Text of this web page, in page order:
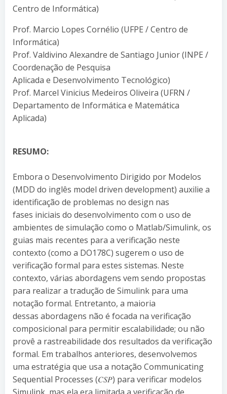
Centro de Informática)
Prof. Marcio Lopes Cornélio (UFPE / Centro de
Informática)
Prof. Valdivino Alexandre de Santiago Junior (INPE /
Coordenação de Pesquisa
Aplicada e Desenvolvimento Tecnológico)
Prof. Marcel Vinicius Medeiros Oliveira (UFRN /
Departamento de Informática e Matemática
Aplicada)
RESUMO:
Embora o Desenvolvimento Dirigido por Modelos
(MDD do inglês model driven development) auxilie a
identificação de problemas no design nas
fases iniciais do desenvolvimento com o uso de
ambientes de simulação como o Matlab/Simulink, os
guias mais recentes para a verificação neste
contexto (como a DO178C) sugerem o uso de
verificação formal para estes sistemas. Neste
contexto, várias abordagens vem sendo propostas
para realizar a tradução de Simulink para uma
notação formal. Entretanto, a maioria
dessas abordagens não é focada na verificação
composicional para permitir escalabilidade; ou não
provê a rastreabilidade dos resultados da verificação
formal. Em trabalhos anteriores, desenvolvemos
uma estratégia que usa a notação Communicating
Sequential Processes (𝐶𝑆𝑃) para verificar modelos
Simulink, mas ela era limitada a verificação de